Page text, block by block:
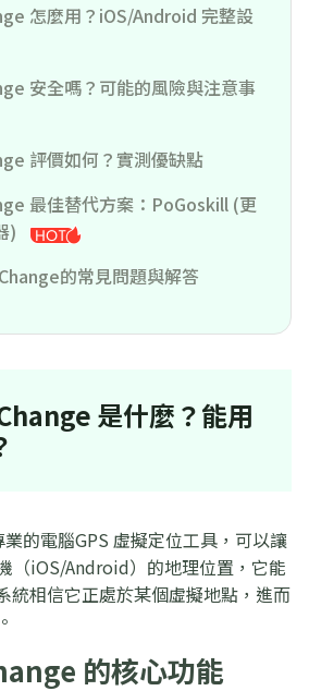
怎麼用？iOS/Android 完整設
安全嗎？可能的風險與注意事
評價如何？實測優缺點
最佳替代方案：PoGoskill (更
)
的常見問題與解答
是什麼？能用
的電腦GPS 虛擬定位工具，可以讓
（iOS/Android）的地理位置，它能
統相信它正處於某個虛擬地點，進而
的核心功能